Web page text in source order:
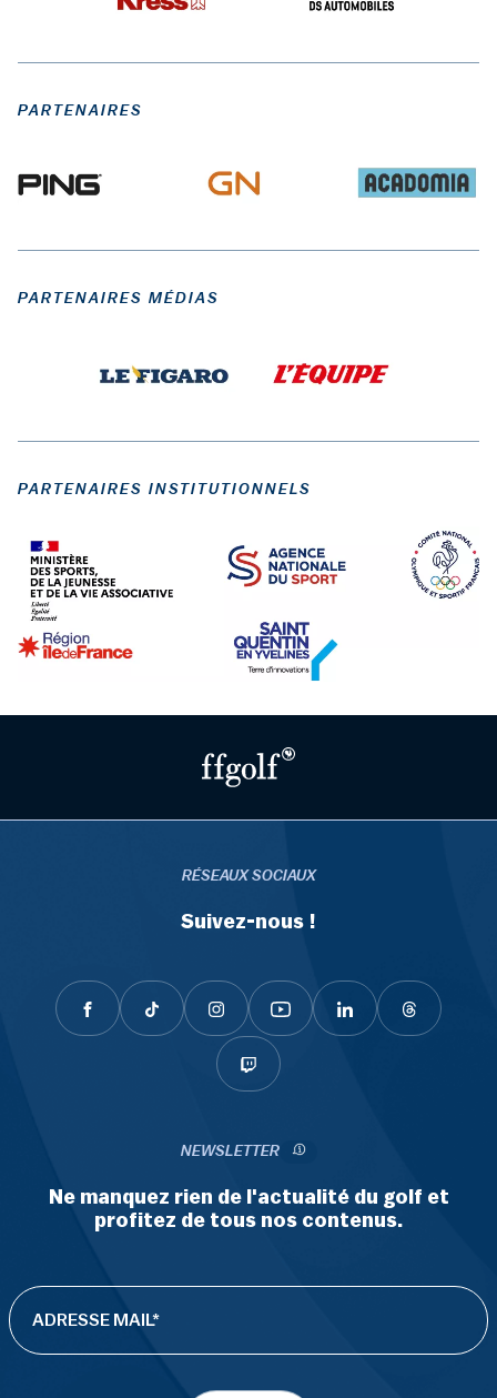
PARTENAIRES
PARTENAIRES MÉDIAS
PARTENAIRES INSTITUTIONNELS
RÉSEAUX SOCIAUX
Suivez-nous !
NEWSLETTER
Ne manquez rien de l'actualité du golf et
profitez de tous nos contenus.